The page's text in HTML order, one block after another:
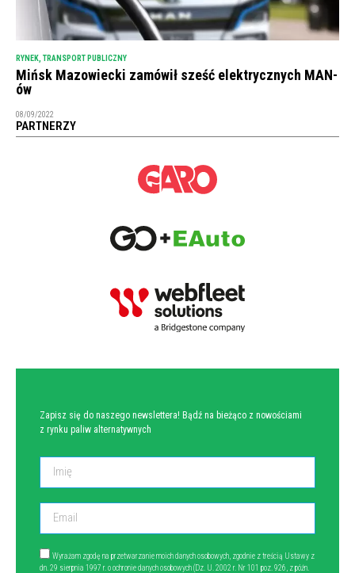
RYNEK TRANSPORT PUBLICZNY
Mińsk Mazowiecki zamówił sześć elektrycznych MAN-
ów
08/09/2022
PARTNERZY
Zapisz się do naszego newslettera! Bądź na bieżąco z nowościami
z rynku paliw alternatywnych
Wyrażam zgodę na przetwarzanie moich danych osobowych, zgodnie z treścią Ustawy z
dn. 29 sierpnia 1997 r. o ochronie danych osobowych (Dz. U. 2002 r. Nr 101 poz. 926, z późn.